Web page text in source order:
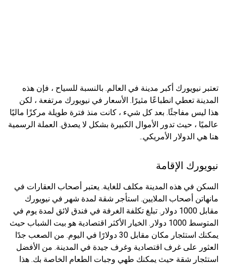
تعتبر نيويورك أكبر مدينة في العالم. بالنسبة للسياح ، فإن هذه
المدينة تعطي انطباعًا مثيرًا. الأسعار في نيويورك مرتفعة ، لكن
هذا ليس مفاجئًا. بعد كل شيء ، كانت منذ فترة طويلة مركزًا ماليًا
عالميًا ، حيث تدور الأموال الكبيرة بشكل لا يصدق. العملة الرسمية
هنا هي الدولار الأمريكي..
نيويورك الإقامة
السكن في هذه المدينة مكلف للغاية. يعتبر أصحاب العقارات في
مانهاتن أصحاب الملايين. استأجر شقة لمدة شهر في نيويورك
مقابل 1000 دولار. تبلغ تكلفة الغرفة في فندق لائق لمدة يوم في
المتوسط ​​1000 دولار. الخيار الأكثر اقتصادية هو بيت الشباب حيث
يمكنك استئجار مكان مقابل 30 دولارًا في اليوم. من الصعب جدًا
العثور على غرف اقتصادية وغرف جيدة في المدينة. من الأفضل
استئجار شقة حيث يمكنك طهي وجبات الطعام الخاصة بك. هذا